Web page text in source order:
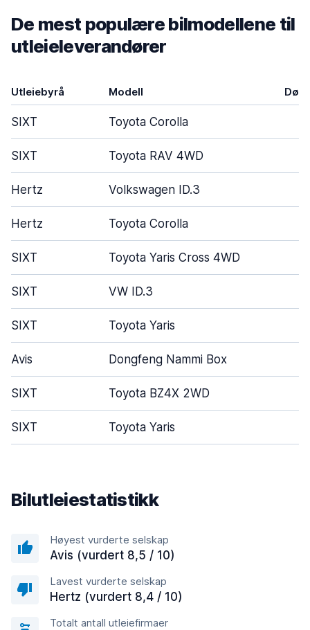
De mest populære bilmodellene til
utleieleverandører
Utleiebyrå Modell
SIXT Toyota Corolla
SIXT Toyota RAV 4WD
Hertz Volkswagen ID.3
Hertz Toyota Corolla
SIXT Toyota Yaris Cross 4WD
SIXT VW ID.3
SIXT Toyota Yaris
Avis Dongfeng Nammi Box
SIXT Toyota BZ4X 2WD
SIXT Toyota Yaris
Bilutleiestatistikk
Høyest vurderte selskap
Avis (vurdert 8,5 / 10)
Lavest vurderte selskap
Hertz (vurdert 8,4 / 10)
Totalt antall utleiefirmaer